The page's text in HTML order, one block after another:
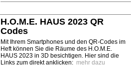
H.O.M.E. HAUS 2023 QR
Codes
Mit Ihrem Smartphones und den QR-Codes im
Heft können Sie die Räume des H.O.M.E.
HAUS 2023 in 3D besichtigen. Hier sind die
Links zum direkt anklicken: mehr dazu